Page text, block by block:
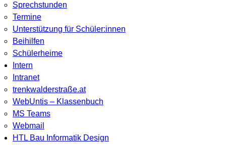
Sprechstunden
Termine
Unterstützung für Schüler:innen
Beihilfen
Schülerheime
Intern
Intranet
trenkwalderstraße.at
WebUntis – Klassenbuch
MS Teams
Webmail
HTL Bau Informatik Design